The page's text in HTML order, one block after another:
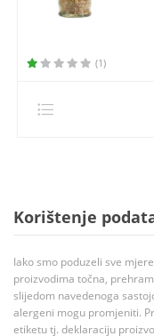
(1)
Korištenje
Iako smo poduzeli sve
proizvodima točna,
slijedom navedenoga
alergeni mogu promjeniti.
etiketu tj. deklaraciju